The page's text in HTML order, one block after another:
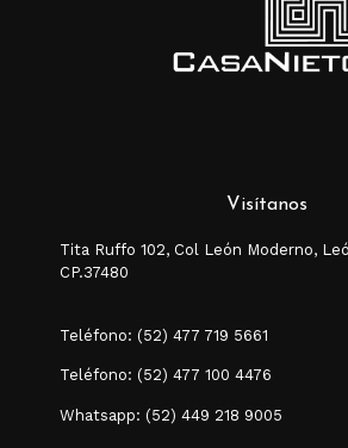
Visítanos
Tita Ruffo 102, Col León Moderno,
CP.37480
Teléfono: (52) 477 719 5661
Teléfono: (52) 477 100 4476
Whatsapp: (52) 449 218 9005